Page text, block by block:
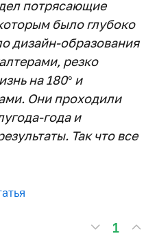
потрясающие
было глубоко
дизайн-образования
резко
на 180° и
Они проходили
года и
Так что все
1